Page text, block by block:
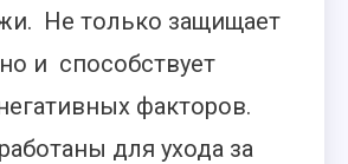
Не только защищает
и способствует
факторов.
для ухода за